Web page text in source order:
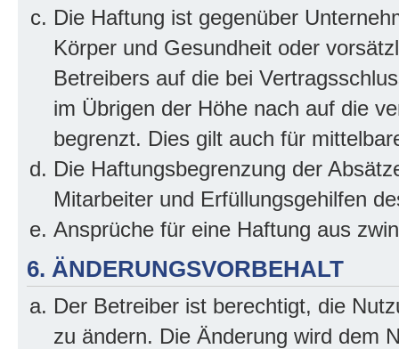
Die Haftung ist gegenüber
Körper und Gesundheit oder
Betreibers auf die bei
im Übrigen der Höhe nach auf die
begrenzt. Dies gilt auch für
Die Haftungsbegrenzung der
Mitarbeiter und Erfüllungsgehilfen
Ansprüche für eine Haftung aus
6. ÄNDERUNGSVORBEHALT
Der Betreiber ist berechtigt, die
zu ändern. Die Änderung wird dem